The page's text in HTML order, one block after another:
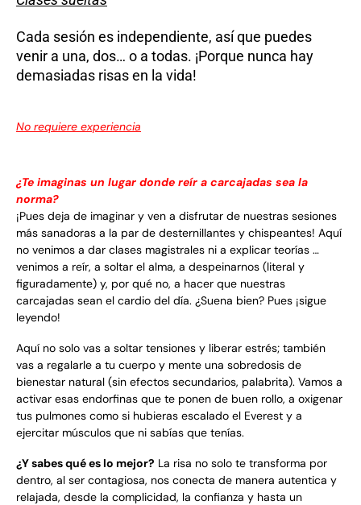
Cada sesión es independiente, así que puedes
venir a una, dos… o a todas. ¡Porque nunca hay
demasiadas risas en la vida!
No requiere experiencia
¿Te imaginas un lugar donde reír a carcajadas sea la
norma?
¡Pues deja de imaginar y ven a disfrutar de nuestras sesiones
más sanadoras a la par de desternillantes y chispeantes! Aquí
no venimos a dar clases magistrales ni a explicar teorías …
venimos a reír, a soltar el alma, a despeinarnos (literal y
figuradamente) y, por qué no, a hacer que nuestras
carcajadas sean el cardio del día. ¿Suena bien? Pues ¡sigue
leyendo!
Aquí no solo vas a soltar tensiones y liberar estrés; también
vas a regalarle a tu cuerpo y mente una sobredosis de
bienestar natural (sin efectos secundarios, palabrita). Vamos a
activar esas endorfinas que te ponen de buen rollo, a oxigenar
tus pulmones como si hubieras escalado el Everest y a
ejercitar músculos que ni sabías que tenías.
¿Y sabes qué es lo mejor? La risa no solo te transforma por
dentro, al ser contagiosa, nos conecta de manera autentica y
relajada, desde la complicidad, la confianza y hasta un